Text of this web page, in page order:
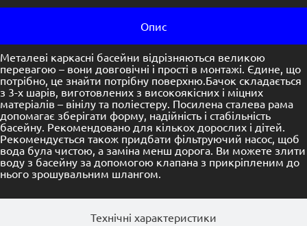
Опис
Технічні характеристики
Металеві каркасні басейни відрізняються великою
перевагою – вони довговічні і прості в монтажі. Єдине, що
потрібно, це знайти потрібну поверхню.Бачок складається
з 3-х шарів, виготовлених з високоякісних і міцних
матеріалів – вінілу та поліестеру. Посилена сталева рама
допомагає зберігати форму, надійність і стабільність
басейну. Рекомендовано для кількох дорослих і дітей.
Рекомендується також придбати фільтруючий насос, щоб
вода була чистою, а заміна менш дорога. Ви можете злити
воду з басейну за допомогою клапана з прикріпленим до
нього зрошувальним шлангом.